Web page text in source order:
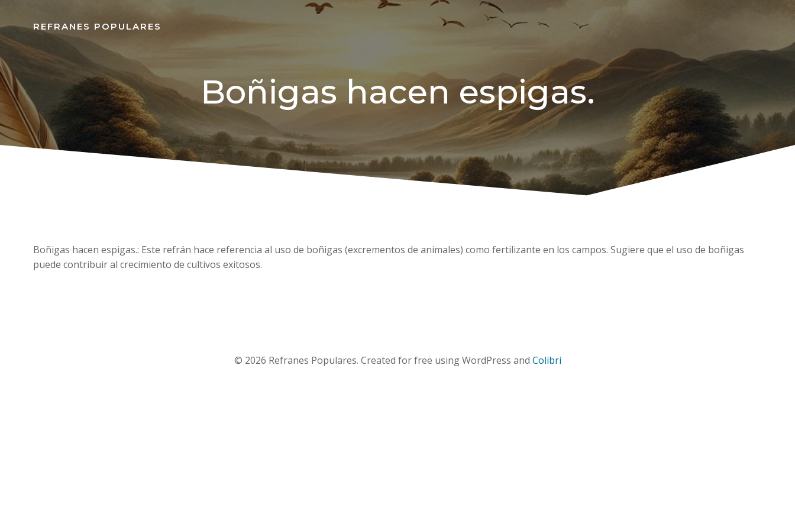
REFRANES POPULARES
Boñigas hacen espigas.
Boñigas hacen espigas.: Este refrán hace referencia al uso de boñigas (excrementos de animales) como fertilizante en los campos. Sugiere que el uso de boñigas
puede contribuir al crecimiento de cultivos exitosos.
© 2026 Refranes Populares. Created for free using WordPress and Colibri